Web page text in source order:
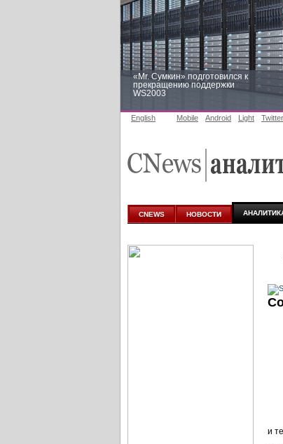
«Mr. Сумкин» подготовился к
прекращению поддержки
WS2003
аналитике
English Mobile Android Light
CNEWS НОВОСТИ
и